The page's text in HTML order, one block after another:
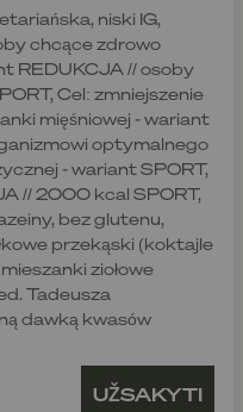
niski IG,
chcące zdrowo
REDUKCJA // osoby
Cel: zmniejszenie
mięśniowej - wariant
optymalnego
- wariant SPORT,
// 2000 kcal SPORT,
bez glutenu,
przekąski (koktajle
ziołowe
Tadeusza
dawką kwasów
UŽSAKYTI